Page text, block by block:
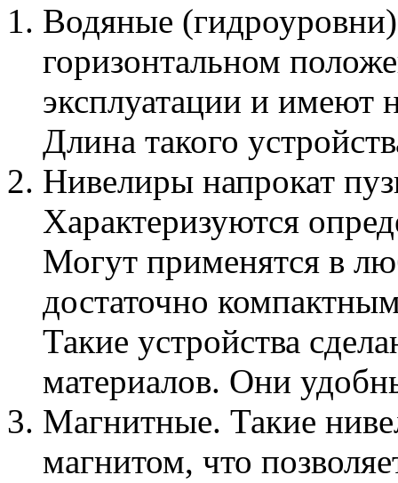
Водяные
горизонтальном
эксплуатации и имеют
Длина такого
Нивелиры напрокат
Характеризуются
Могут применятся в
достаточно
Такие устройства
материалов. Они
Магнитные. Такие
магнитом, что